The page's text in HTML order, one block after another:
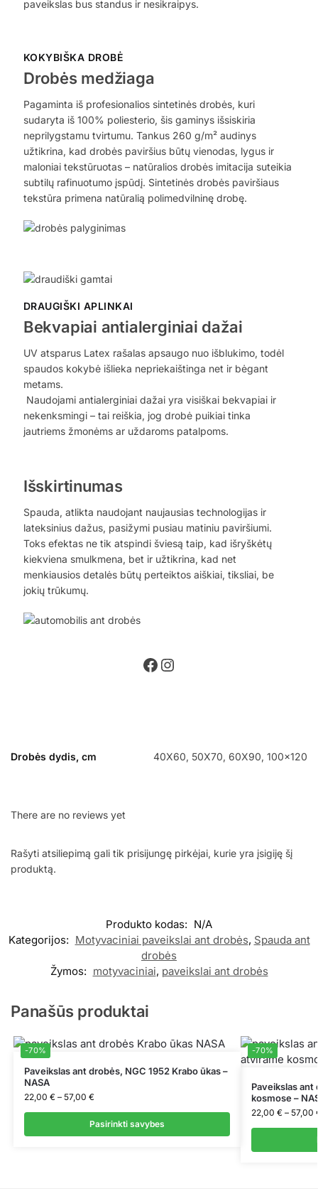
paveikslas bus standus ir nesikraipys.
KOKYBIŠKA DROBĖ
Drobės medžiaga
Pagaminta iš profesionalios sintetinės drobės, kuri
sudaryta iš 100% poliesterio, šis gaminys išsiskiria
neprilygstamu tvirtumu. Tankus 260 g/m² audinys
užtikrina, kad drobės paviršius būtų vienodas, lygus ir
maloniai tekstūruotas – natūralios drobės imitacija suteikia
subtilų rafinuotumo įspūdį. Sintetinės drobės paviršiaus
tekstūra primena natūralią polimedvilninę drobę.
DRAUGIŠKI APLINKAI
Bekvapiai antialerginiai dažai
UV atsparus Latex rašalas apsaugo nuo išblukimo, todėl
spaudos kokybė išlieka nepriekaištinga net ir bėgant
metams.
Naudojami antialerginiai dažai yra visiškai bekvapiai ir
nekenksmingi – tai reiškia, jog drobė puikiai tinka
jautriems žmonėms ar uždaroms patalpoms.
Išskirtinumas
Spauda, atlikta naudojant naujausias technologijas ir
lateksinius dažus, pasižymi pusiau matiniu paviršiumi.
Toks efektas ne tik atspindi šviesą taip, kad išryškėtų
kiekviena smulkmena, bet ir užtikrina, kad net
menkiausios detalės būtų perteiktos aiškiai, tiksliai, be
jokių trūkumų.
Drobės dydis, cm 40X60, 50X70, 60X90, 100×120
There are no reviews yet
Rašyti atsiliepimą gali tik prisijungę pirkėjai, kurie yra įsigiję šį
produktą.
Produkto kodas: N/A
Kategorijos: Motyvaciniai paveikslai ant drobės, Spauda ant
drobės
Žymos: motyvaciniai, paveikslai ant drobės
Panašūs produktai
-70%
Paveikslas ant drobės, NGC 1952 Krabo ūkas –
NASA
22,00 € – 57,00 €
Pasirinkti savybes
-70%
Paveikslas
kosmose –
22,00 € – 57,00